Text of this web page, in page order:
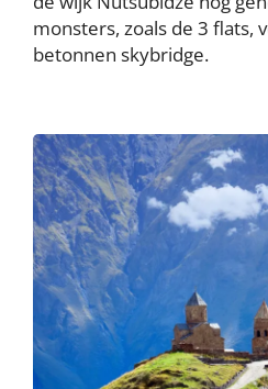
monsters, zoals de 3 flats,
betonnen skybridge.